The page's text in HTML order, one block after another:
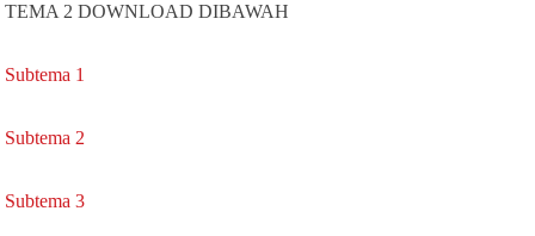
TEMA 2 DOWNLOAD DIBAWAH
Subtema 1
Subtema 2
Subtema 3